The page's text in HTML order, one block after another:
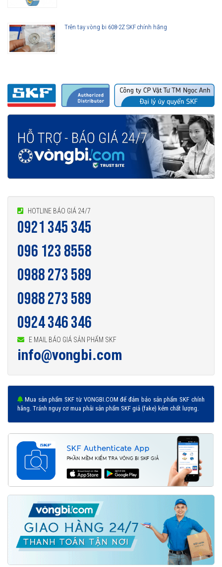
Trên tay vòng bi 608-2Z SKF chính hãng
HOTLINE BÁO GIÁ 24/7
0921 345 345
096 123 8558
0988 273 589
0988 273 589
0924 346 346
E MAIL BÁO GIÁ SẢN PHẨM SKF
info@vongbi.com
Mua sản phẩm SKF từ VONGBI.COM để đảm bảo sản phẩm SKF chính
hãng. Tránh nguy cơ mua phải sản phẩm SKF giả (fake) kém chất lượng.